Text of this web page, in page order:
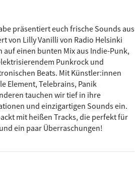
präsentiert euch frische Sounds aus
von Lilly Vanilli von Radio Helsinki
auf einen bunten Mix aus Indie-Punk,
Punkrock und
Beats. Mit Künstler:innen
Element, Telebrains, Panik
tauchen wir tief in ihre
und einzigartigen Sounds ein.
mit heißen Tracks, die perfekt für
ein paar Überraschungen!